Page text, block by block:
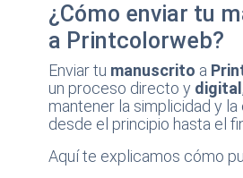
¿Cómo enviar tu
a Printcolorweb?
Enviar tu manuscrito a
un proceso directo y digital
mantener la simplicidad y la
desde el principio hasta el
Aquí te explicamos cómo